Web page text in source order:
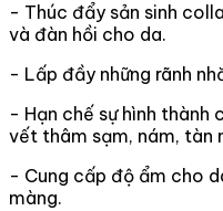
- Thúc đẩy sản sinh
và đàn hồi cho da.
- Lấp đầy những rãnh
- Hạn chế sự hình
vết thâm sạm, nám, tàn
- Cung cấp độ ẩm cho
màng.